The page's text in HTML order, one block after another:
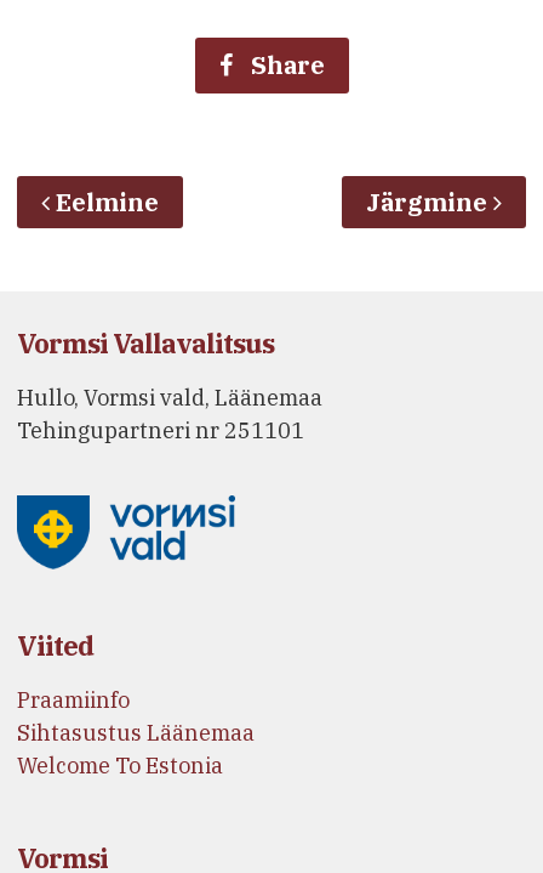
Share
Eelmine Järgmine
Vormsi Vallavalitsus
Hullo, Vormsi vald, Läänemaa
Tehingupartneri nr 251101
Viited
Praamiinfo
Sihtasustus Läänemaa
Welcome To Estonia
Vormsi